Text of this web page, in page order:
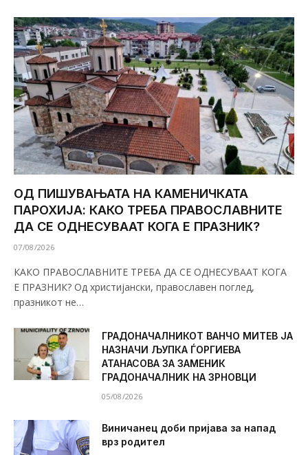
ОД ПИШУВАЊАТА НА КАМЕНИЧКАТА
ПАРОХИЈА: КАКО ТРЕБА ПРАВОСЛАВНИТЕ
ДА СЕ ОДНЕСУВААТ КОГА Е ПРАЗНИК?
07/08/2026
КАКО ПРАВОСЛАВНИТЕ ТРЕБА ДА СЕ ОДНЕСУВААТ КОГА
Е ПРАЗНИК? Од христијански, православен поглед,
празникот не…
ГРАДОНАЧАЛНИКОТ ВАНЧО МИТЕВ ЈА
НАЗНАЧИ ЉУПКА ЃОРГИЕВА
АТАНАСОВА ЗА ЗАМЕНИК
ГРАДОНАЧАЛНИК НА ЗРНОВЦИ
05/08/2026
Виничанец доби пријава за напад
врз родител